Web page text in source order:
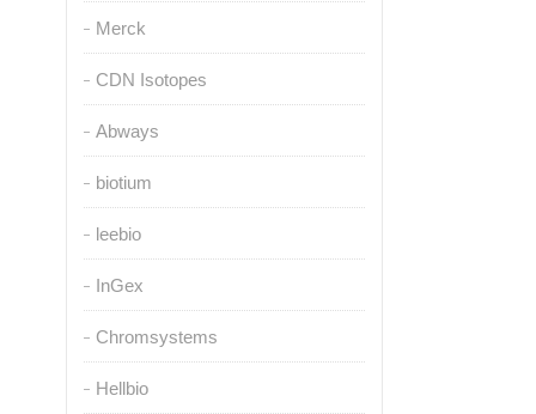
Merck
CDN Isotopes
Abways
biotium
leebio
InGex
Chromsystems
Hellbio